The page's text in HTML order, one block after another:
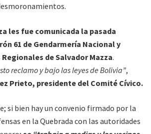
les fue comunicada la pasada
61 de Gendarmería Nacional y
de Salvador Mazza.
reclamo y bajo las leyes de Bolivia”,
Prieto, presidente del Comité Cívico.
si bien hay un convenio firmado por la
en la Quebrada con las autoridades